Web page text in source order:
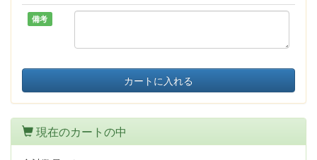
備考
カートに入れる
現在のカートの中